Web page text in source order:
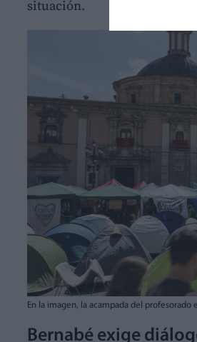
situación.
En la imagen, la acampada del profesorado
Bernabé exige